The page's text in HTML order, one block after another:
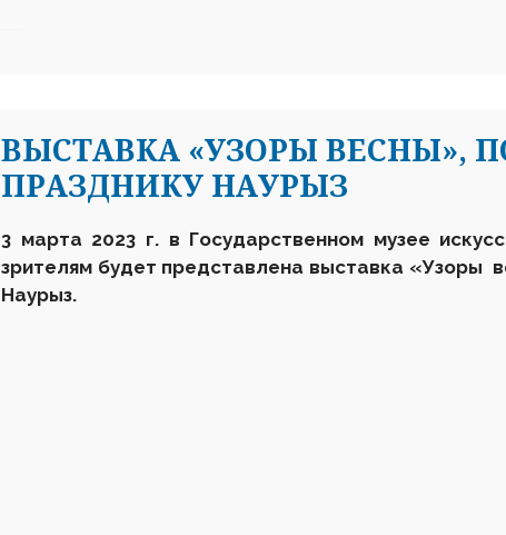
ВЫСТАВКА «УЗОРЫ ВЕСНЫ»,
ПРАЗДНИКУ НАУРЫЗ
3 марта 2023 г. в Государственном музее
зрителям будет представлена выставка «Узоры
Наурыз.